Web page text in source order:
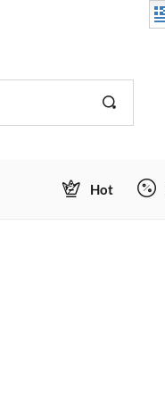
Hot
Login to view prices